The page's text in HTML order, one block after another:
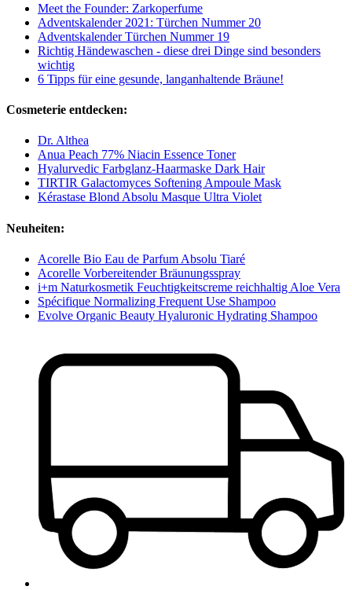
Meet the Founder: Zarkoperfume
Adventskalender 2021: Türchen Nummer 20
Adventskalender Türchen Nummer 19
Richtig Händewaschen - diese drei Dinge sind besonders
wichtig
6 Tipps für eine gesunde, langanhaltende Bräune!
Cosmeterie entdecken:
Dr. Althea
Anua Peach 77% Niacin Essence Toner
Hyalurvedic Farbglanz-Haarmaske Dark Hair
TIRTIR Galactomyces Softening Ampoule Mask
Kérastase Blond Absolu Masque Ultra Violet
Neuheiten:
Acorelle Bio Eau de Parfum Absolu Tiaré
Acorelle Vorbereitender Bräunungsspray
i+m Naturkosmetik Feuchtigkeitscreme reichhaltig Aloe Vera
Spécifique Normalizing Frequent Use Shampoo
Evolve Organic Beauty Hyaluronic Hydrating Shampoo